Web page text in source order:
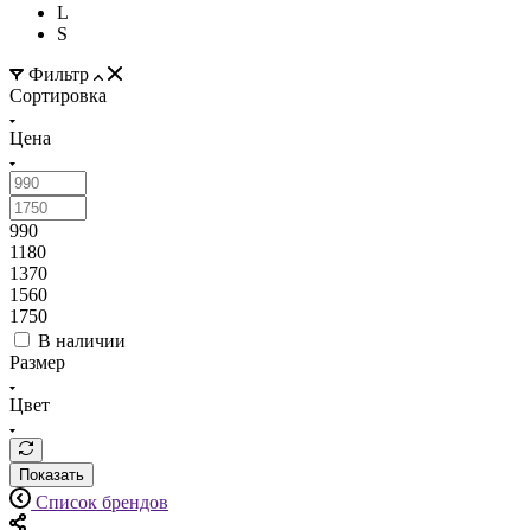
L
S
Фильтр
Сортировка
Цена
990
1180
1370
1560
1750
В наличии
Размер
Цвет
Показать
Список брендов